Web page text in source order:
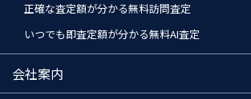
正確な査定額が分かる無料訪問査定
いつでも即査定額が分かる無料AI査定
会社案内